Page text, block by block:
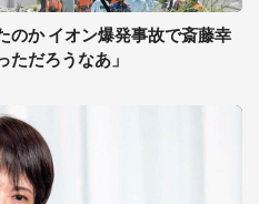
のか イオン爆発事故で斎藤幸
だろうなあ」